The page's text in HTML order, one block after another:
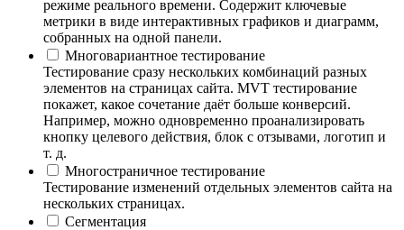
режиме реального времени. Содержит ключевые
метрики в виде интерактивных графиков и диаграмм,
собранных на одной панели.
Многовариантное тестирование
Тестирование сразу нескольких комбинаций разных
элементов на страницах сайта. MVT тестирование
покажет, какое сочетание даёт больше конверсий.
Например, можно одновременно проанализировать
кнопку целевого действия, блок с отзывами, логотип и
т. д.
Многостраничное тестирование
Тестирование изменений отдельных элементов сайта на
нескольких страницах.
Сегментация